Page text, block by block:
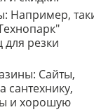
Например,
резки
Сайты,
сантехнику,
и хорошую